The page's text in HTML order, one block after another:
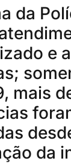
da
e
mais
da